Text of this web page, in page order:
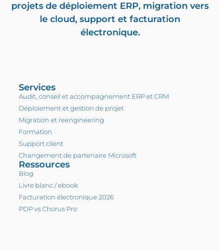
projets de déploiement ERP, migration vers
le cloud, support et facturation
électronique.
Services
Audit, conseil et accompagnement ERP et CRM
Déploiement et gestion de projet
Migration et reengineering
Formation
Support client
Changement de partenaire Microsoft
Ressources
Blog
Livre blanc / ebook
Facturation électronique 2026
PDP vs Chorus Pro